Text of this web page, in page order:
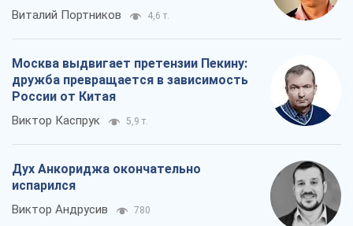
Виталий Портников 4,6 т.
Москва выдвигает претензии Пекину:
дружба превращается в зависимость
России от Китая
Виктор Каспрук 5,9 т.
Дух Анкориджа окончательно
испарился
Виктор Андрусив 780